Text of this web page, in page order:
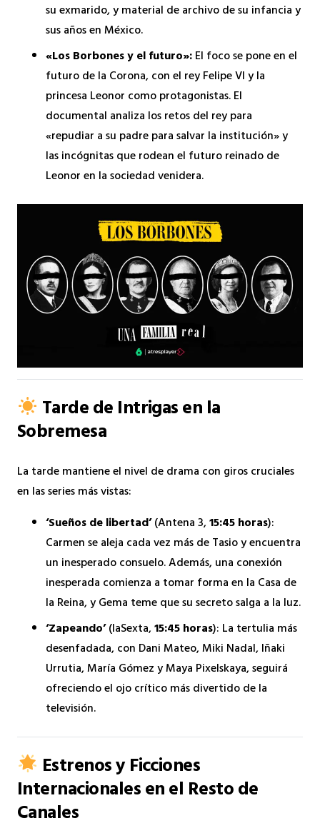
su exmarido, y material de archivo de su infancia y
sus años en México.
«Los Borbones y el futuro»:El foco se pone en el
futuro de la Corona, con el rey Felipe VI y la
princesa Leonor como protagonistas. El
documental analiza los retos del rey para
«repudiar a su padre para salvar la institución» y
las incógnitas que rodean el futuro reinado de
Leonor en la sociedad venidera.
Tarde de Intrigas en la
Sobremesa
La tarde mantiene el nivel de drama con giros cruciales
en las series más vistas:
‘Sueños de libertad’(Antena 3,15:45 horas):
Carmen se aleja cada vez más de Tasio y encuentra
un inesperado consuelo. Además, una conexión
inesperada comienza a tomar forma en la Casa de
la Reina, y Gema teme que su secreto salga a la luz.
‘Zapeando’(laSexta,15:45 horas): La tertulia más
desenfadada, con Dani Mateo, Miki Nadal, Iñaki
Urrutia, María Gómez y Maya Pixelskaya, seguirá
ofreciendo el ojo crítico más divertido de la
televisión.
Estrenos y Ficciones
Internacionales en el Resto de
Canales